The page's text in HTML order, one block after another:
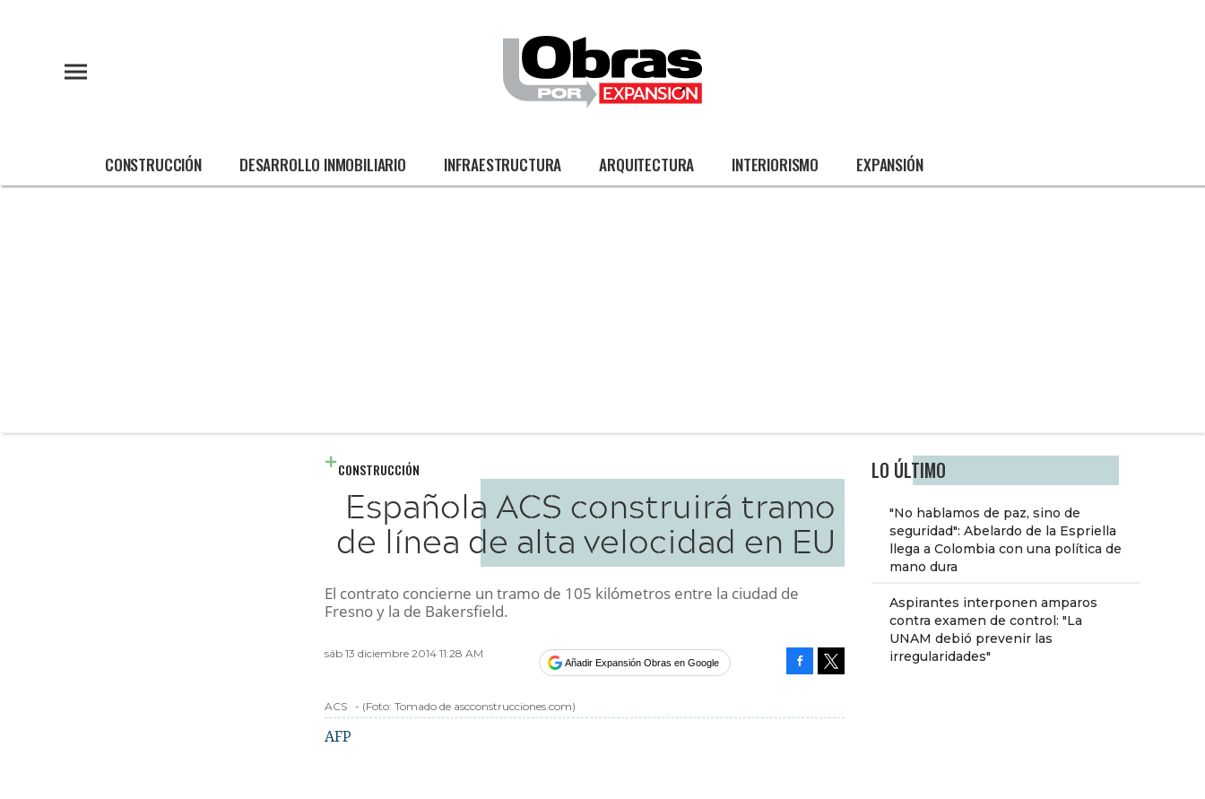
CONSTRUCCIÓN DESARROLLO INMOBILIARIO INFRAESTRUCTURA ARQUITECTURA INTERIORISMO EXPANSIÓN
LO ÚLTIMO
"No hablamos de paz, sino de
seguridad": Abelardo de la Espriella
llega a Colombia con una política de
mano dura
Aspirantes interponen amparos
contra examen de control: "La
UNAM debió prevenir las
irregularidades"
CONSTRUCCIÓN
Española ACS construirá tramo
de línea de alta velocidad en EU
El contrato concierne un tramo de 105 kilómetros entre la ciudad de
Fresno y la de Bakersfield.
sáb 13 diciembre 2014 11:28 AM
Añadir Expansión Obras en Google
ACS - (Foto: Tomado de ascconstrucciones.com)
AFP